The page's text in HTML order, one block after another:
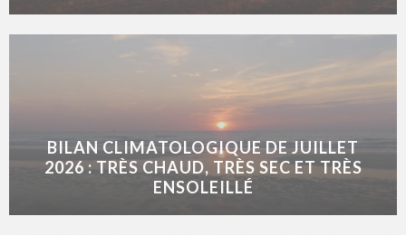
BILAN CLIMATOLOGIQUE DE JUILLET
2026 : TRÈS CHAUD, TRÈS SEC ET TRÈS
ENSOLEILLÉ